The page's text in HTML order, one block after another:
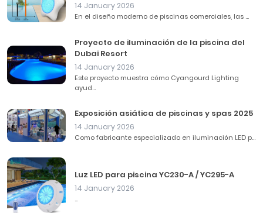
14 January 2026
En el diseño moderno de piscinas comerciales, las ...
Proyecto de iluminación de la piscina del
Dubai Resort
14 January 2026
Este proyecto muestra cómo Cyangourd Lighting
ayud...
Exposición asiática de piscinas y spas 2025
14 January 2026
Como fabricante especializado en iluminación LED p...
Luz LED para piscina YC230-A / YC295-A
14 January 2026
...